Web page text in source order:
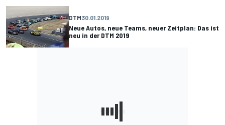
DTM30.01.2019
Neue Autos, neue Teams, neuer Zeitplan: Das ist
neu in der DTM 2019